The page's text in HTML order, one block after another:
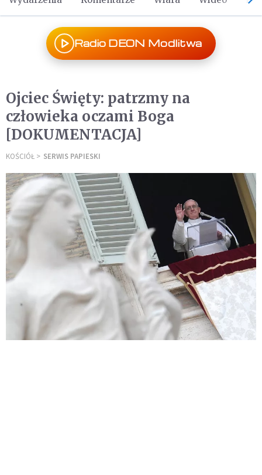
Radio DEON Modlitwa
Ojciec Święty: patrzmy na
człowieka oczami Boga
[DOKUMENTACJA]
KOŚCIÓŁ SERWIS PAPIESKI